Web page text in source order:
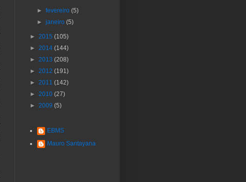
►fevereiro(5)
►janeiro(5)
► 2015 (105)
► 2014 (144)
► 2013 (208)
► 2012 (191)
► 2011 (142)
► 2010 (27)
► 2009 (5)
EBMS
Mauro Santayana